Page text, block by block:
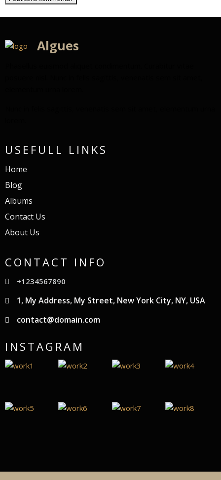
Algues
USEFULL LINKS
Home
Blog
Albums
Contact Us
About Us
CONTACT INFO
+1234567890
1, My Address, My Street, New York City, NY, USA
contact@domain.com
INSTAGRAM